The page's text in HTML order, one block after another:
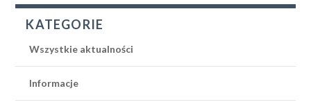
KATEGORIE
Wszystkie aktualności
Informacje